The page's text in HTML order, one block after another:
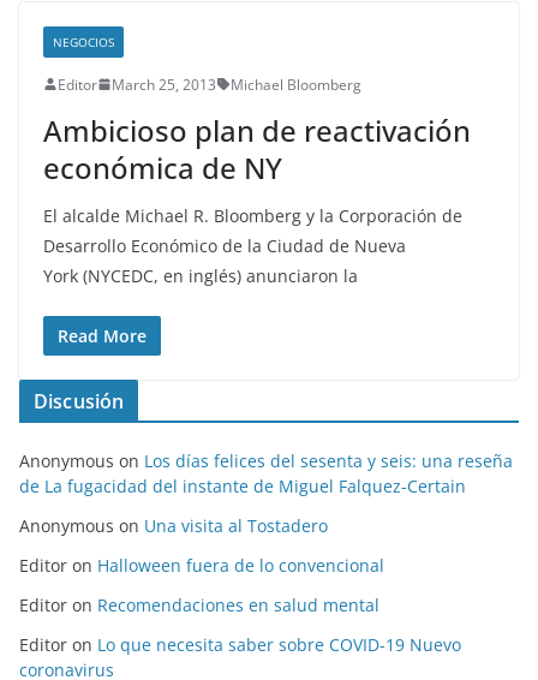
NEGOCIOS
Editor March 25, 2013 Michael Bloomberg
Ambicioso plan de reactivación
económica de NY
El alcalde Michael R. Bloomberg y la Corporación de
Desarrollo Económico de la Ciudad de Nueva
York (NYCEDC, en inglés) anunciaron la
Read More
Discusión
Anonymous on Los días felices del sesenta y seis: una reseña
de La fugacidad del instante de Miguel Falquez-Certain
Anonymous on Una visita al Tostadero
Editor on Halloween fuera de lo convencional
Editor on Recomendaciones en salud mental
Editor on Lo que necesita saber sobre COVID-19 Nuevo
coronavirus